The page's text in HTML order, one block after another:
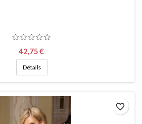
Prix
42,75 €
Détails
favorite_border